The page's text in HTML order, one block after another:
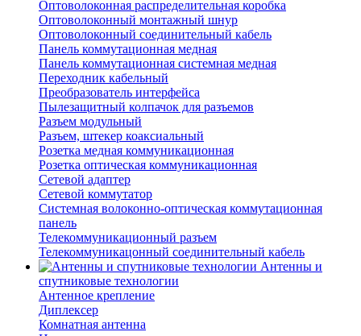
Оптоволоконная распределительная коробка
Оптоволоконный монтажный шнур
Оптоволоконный соединительный кабель
Панель коммутационная медная
Панель коммутационная системная медная
Переходник кабельный
Преобразователь интерфейса
Пылезащитный колпачок для разъемов
Разъем модульный
Разъем, штекер коаксиальный
Розетка медная коммуникационная
Розетка оптическая коммуникационная
Сетевой адаптер
Сетевой коммутатор
Системная волоконно-оптическая коммутационная
панель
Телекоммуникационный разъем
Телекоммуникацонный соединительный кабель
Антенны и
спутниковые технологии
Антенное крепление
Диплексер
Комнатная антенна